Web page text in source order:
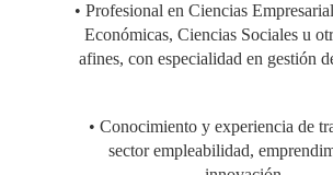
GÉNERO,
• Profesional en Ciencias
Económicas, Ciencias Sociales u
afines, con especialidad en gestión
• Conocimiento y experiencia de
sector empleabilidad,